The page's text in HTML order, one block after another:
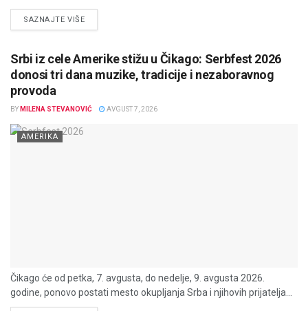
SAZNAJTE VIŠEDETAILS
Srbi iz cele Amerike stižu u Čikago: Serbfest 2026
donosi tri dana muzike, tradicije i nezaboravnog
provoda
BY MILENA STEVANOVIĆ AVGUST 7, 2026
AMERIKA
Čikago će od petka, 7. avgusta, do nedelje, 9. avgusta 2026.
godine, ponovo postati mesto okupljanja Srba i njihovih prijatelja...